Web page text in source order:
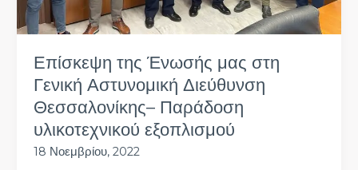
Επίσκεψη της Ένωσής μας στη
Γενική Αστυνομική Διεύθυνση
Θεσσαλονίκης– Παράδοση
υλικοτεχνικού εξοπλισμού
18 Νοεμβρίου, 2022